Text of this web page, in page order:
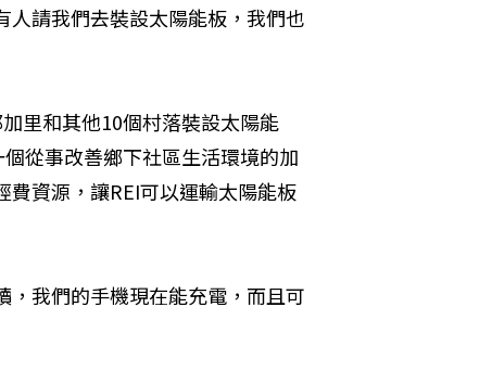
請我們去裝設太陽能板，我們也
里和其他10個村落裝設太陽能
從事改善鄉下社區生活環境的加
資源，讓REI可以運輸太陽能板
我們的手機現在能充電，而且可